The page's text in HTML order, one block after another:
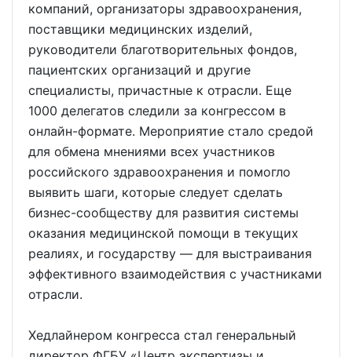
компаний, организаторы здравоохранения,
поставщики медицинских изделий,
руководители благотворительных фондов,
пациентских организаций и другие
специалисты, причастные к отрасли. Еще
1000 делегатов следили за конгрессом в
онлайн-формате. Мероприятие стало средой
для обмена мнениями всех участников
российского здравоохранения и помогло
выявить шаги, которые следует сделать
бизнес-сообществу для развития системы
оказания медицинской помощи в текущих
реалиях, и государству — для выстраивания
эффективного взаимодействия с участниками
отрасли.
Хедлайнером конгресса стал генеральный